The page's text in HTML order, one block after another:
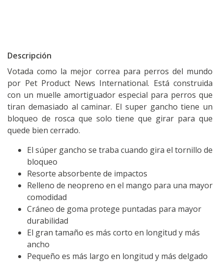
Descripción
Votada como la mejor correa para perros del mundo
por Pet Product News International. Está construida
con un muelle amortiguador especial para perros que
tiran demasiado al caminar. El super gancho tiene un
bloqueo de rosca que solo tiene que girar para que
quede bien cerrado.
El súper gancho se traba cuando gira el tornillo de
bloqueo
Resorte absorbente de impactos
Relleno de neopreno en el mango para una mayor
comodidad
Cráneo de goma protege puntadas para mayor
durabilidad
El gran tamaño es más corto en longitud y más
ancho
Pequeño es más largo en longitud y más delgado